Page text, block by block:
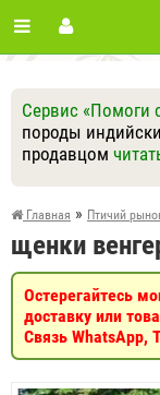
Сервис «Помоги
породы
продавцом
Ответить
Главная » Птичий
щенки
Остерегайтесь
доставку или
Связь WhatsApp,